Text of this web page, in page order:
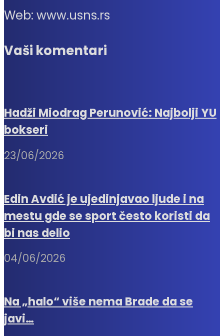
Web: www.usns.rs
Vaši komentari
Hadži Miodrag Perunović: Najbolji YU
bokseri
23/06/2026
Edin Avdić je ujedinjavao ljude i na
mestu gde se sport često koristi da
bi nas delio
04/06/2026
Na „halo“ više nema Brade da se
javi…